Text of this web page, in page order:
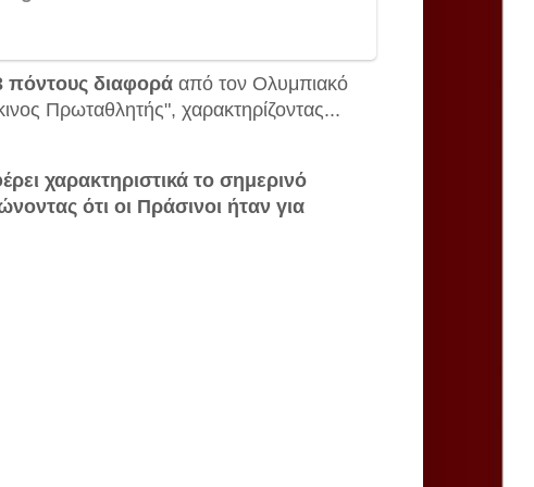
πόντους διαφορά από τον Ολυμπιακό
Πρωταθλητής", χαρακτηρίζοντας...
χαρακτηριστικά το σημερινό
ότι οι Πράσινοι ήταν για